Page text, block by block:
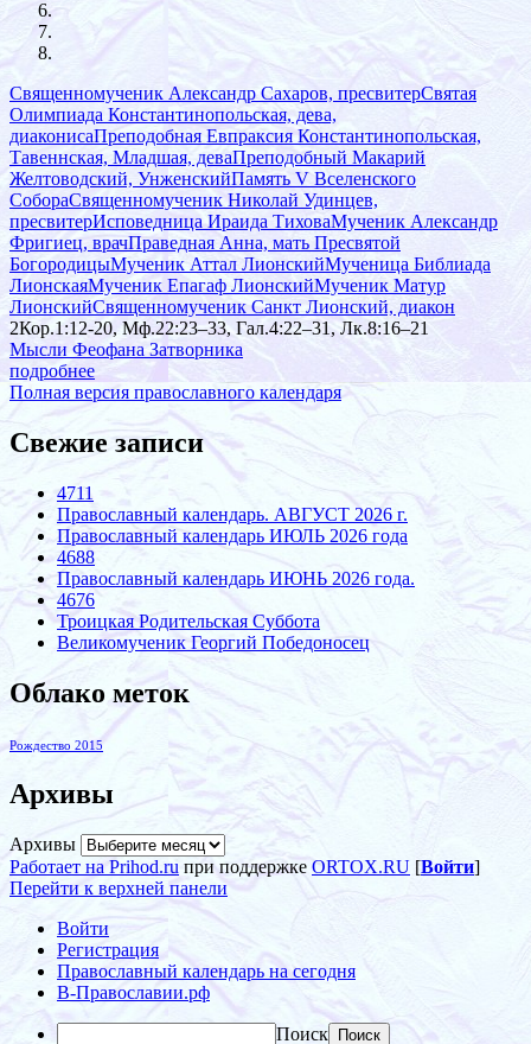
Священномученик Александр Сахаров, пресвитерСвятая
Олимпиада Константинопольская, дева,
диаконисаПреподобная Евпраксия Константинопольская,
Тавеннская, Младшая, деваПреподобный Макарий
Желтоводский, УнженскийПамять V Вселенского
СобораСвященномученик Николай Удинцев,
пресвитерИсповедница Ираида ТиховаМученик Александр
Фригиец, врачПраведная Анна, мать Пресвятой
БогородицыМученик Аттал ЛионскийМученица Библиада
ЛионскаяМученик Епагаф ЛионскийМученик Матур
ЛионскийСвященномученик Санкт Лионский, диакон
2Кор.1:12-20, Мф.22:23–33, Гал.4:22–31, Лк.8:16–21
Мысли Феофана Затворника
подробнее
Полная версия православного календаря
Свежие записи
4711
Православный календарь. АВГУСТ 2026 г.
Православный календарь ИЮЛЬ 2026 года
4688
Православный календарь ИЮНЬ 2026 года.
4676
Троицкая Родительская Суббота
Великомученик Георгий Победоносец
Облако меток
Рождество 2015
Архивы
Архивы
Работает на Prihod.ru при поддержке ORTOX.RU [Войти]
Перейти к верхней панели
Войти
Регистрация
Православный календарь на сегодня
В-Православии.рф
Поиск